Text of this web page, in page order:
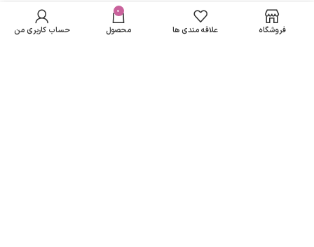
مسیرهای ارتباطی
(پوست خشک و
حساس) حجم 200
میلی لیتر مارگریت
تومان
348,750 تومان
باشد فروشگاه علاقه مندی ها
0
محصول حساب کاربری من